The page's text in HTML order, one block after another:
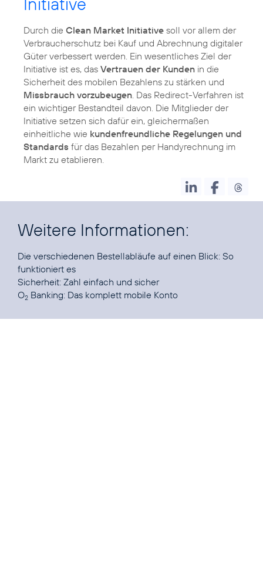
Durch die Clean Market Initiative soll vor allem der
Verbraucherschutz bei Kauf und Abrechnung digitaler
Güter verbessert werden. Ein wesentliches Ziel der
Initiative ist es, das Vertrauen der Kunden in die
Sicherheit des mobilen Bezahlens zu stärken und
Missbrauch vorzubeugen. Das Redirect-Verfahren ist
ein wichtiger Bestandteil davon. Die Mitglieder der
Initiative setzen sich dafür ein, gleichermaßen
einheitliche wie kundenfreundliche Regelungen und
Standards für das Bezahlen per Handyrechnung im
Markt zu etablieren.
Weitere Informationen:
Die verschiedenen Bestellabläufe auf einen Blick: So
funktioniert es
Sicherheit: Zahl einfach und sicher
O2 Banking: Das komplett mobile Konto